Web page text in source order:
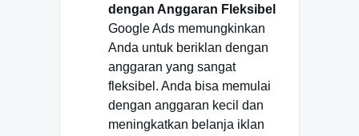
dengan Anggaran Fleksibel
Google Ads memungkinkan
Anda untuk beriklan dengan
anggaran yang sangat
fleksibel. Anda bisa memulai
dengan anggaran kecil dan
meningkatkan belanja iklan